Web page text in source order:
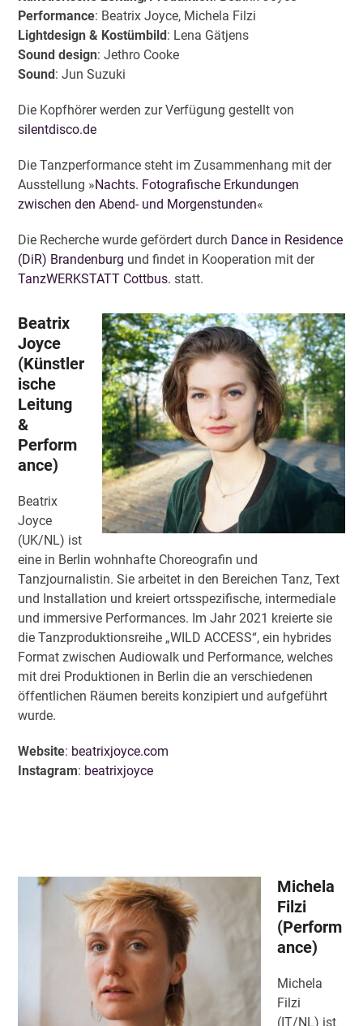
Performance: Beatrix Joyce, Michela Filzi
Lightdesign & Kostümbild : Lena Gätjens
Sound design: Jethro Cooke
Sound : Jun Suzuki
Die Kopfhörer werden zur Verfügung gestellt von
silentdisco.de
Die Tanzperformance steht im Zusammenhang mit der
Ausstellung »Nachts. Fotografische Erkundungen
zwischen den Abend- und Morgenstunden«
Die Recherche wurde gefördert durch Dance in Residence
(DiR) Brandenburg und findet in Kooperation mit der
TanzWERKSTATT Cottbus. statt.
Beatrix
Joyce
(Künstler
ische
Leitung
&
Perform
ance)
Beatrix
Joyce
(UK/NL) ist
eine in Berlin wohnhafte Choreografin und
Tanzjournalistin. Sie arbeitet in den Bereichen Tanz, Text
und Installation und kreiert ortsspezifische, intermediale
und immersive Performances. Im Jahr 2021 kreierte sie
die Tanzproduktionsreihe „WILD ACCESS“, ein hybrides
Format zwischen Audiowalk und Performance, welches
mit drei Produktionen in Berlin die an verschiedenen
öffentlichen Räumen bereits konzipiert und aufgeführt
wurde.
Website: beatrixjoyce.com
Instagram: beatrixjoyce
Michela
Filzi
(Perform
ance)
Michela
Filzi
(IT/NL) ist